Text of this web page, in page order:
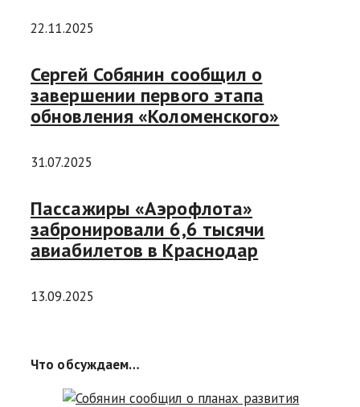
22.11.2025
Сергей Собянин сообщил о
завершении первого этапа
обновления «Коломенского»
31.07.2025
Пассажиры «Аэрофлота»
забронировали 6,6 тысячи
авиабилетов в Краснодар
13.09.2025
Что обсуждаем…